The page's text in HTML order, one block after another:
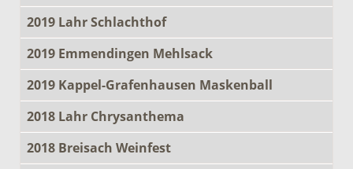
2019 Lahr Schlachthof
2019 Emmendingen Mehlsack
2019 Kappel-Grafenhausen Maskenball
2018 Lahr Chrysanthema
2018 Breisach Weinfest